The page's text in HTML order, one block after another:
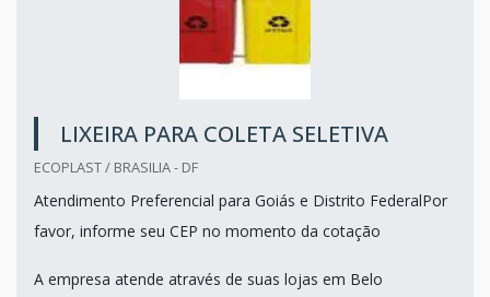
LIXEIRA PARA COLETA SELETIVA
ECOPLAST / BRASILIA - DF
Atendimento Preferencial para Goiás e Distrito FederalPor
favor, informe seu CEP no momento da cotação
A empresa atende através de suas lojas em Belo